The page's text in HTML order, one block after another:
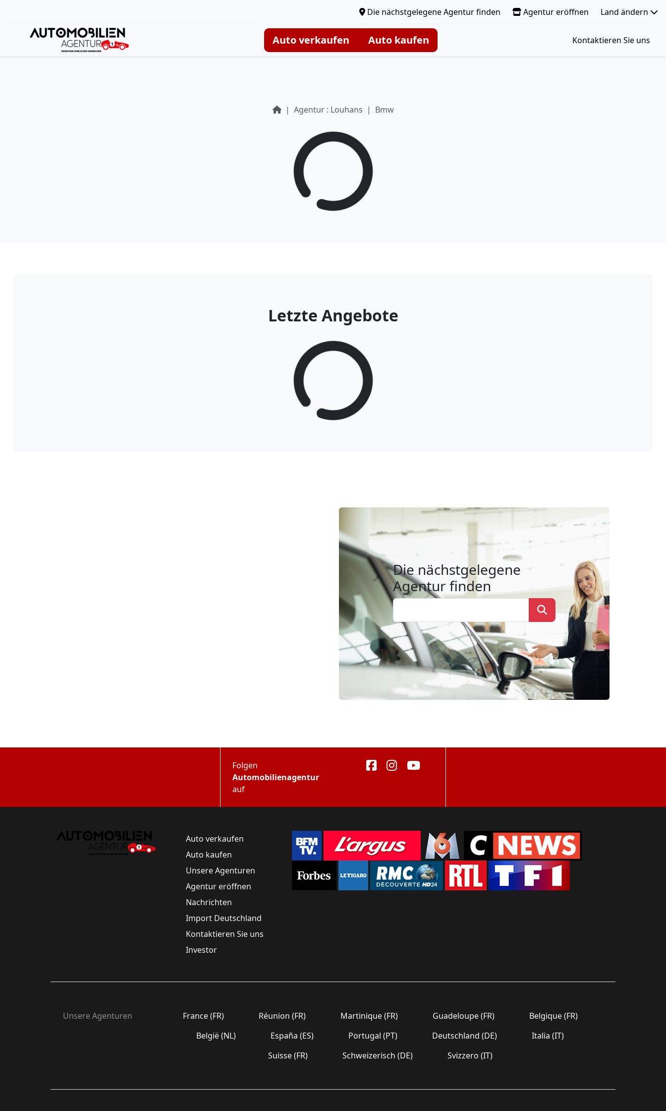
Die nächstgelegene Agentur finden Agentur eröffnen Land ändern
Auto verkaufen Auto kaufen Kontaktieren Sie uns
Agentur : Louhans Bmw
Letzte Angebote
Die nächstgelegene
Agentur finden
Folgen
Automobilienagentur
auf
Auto verkaufen
Auto kaufen
Unsere Agenturen
Agentur eröffnen
Nachrichten
Import Deutschland
Kontaktieren Sie uns
Investor
Unsere Agenturen France (FR) Réunion (FR) Martinique (FR) Guadeloupe (FR)
Belgique (FR)
België (NL)
España (ES) Portugal (PT) Deutschland (DE)
Italia (IT)
Suisse (FR)
Schweizerisch (DE) Svizzero (IT)